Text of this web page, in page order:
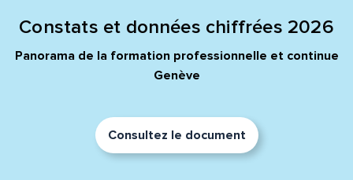
Constats et données chiffrées 2026
Panorama de la formation professionnelle et continue
Genève
Consultez le document